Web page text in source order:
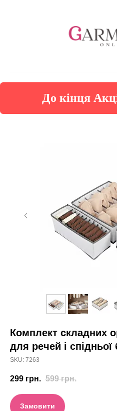
До кінця
Комплект складних
для речей і спідньої
SKU: 7263
299 грн. 599 грн.
Замовити